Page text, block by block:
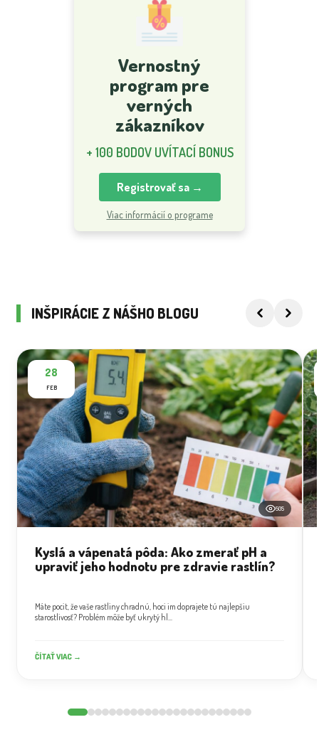
Vernostný
program pre
verných
zákazníkov
+ 100 BODOV UVÍTACÍ BONUS
Registrovať sa →
Viac informácií o programe
INŠPIRÁCIE Z NÁŠHO BLOGU
28
FEB
505
Kyslá a vápenatá pôda: Ako zmerať pH a
upraviť jeho hodnotu pre zdravie rastlín?
Máte pocit, že vaše rastliny chradnú, hoci im doprajete tú najlepšiu
starostlivosť? Problém môže byť ukrytý hl...
ČÍTAŤ VIAC →